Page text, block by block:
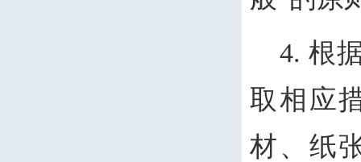
4. 根
取相应
材、纸